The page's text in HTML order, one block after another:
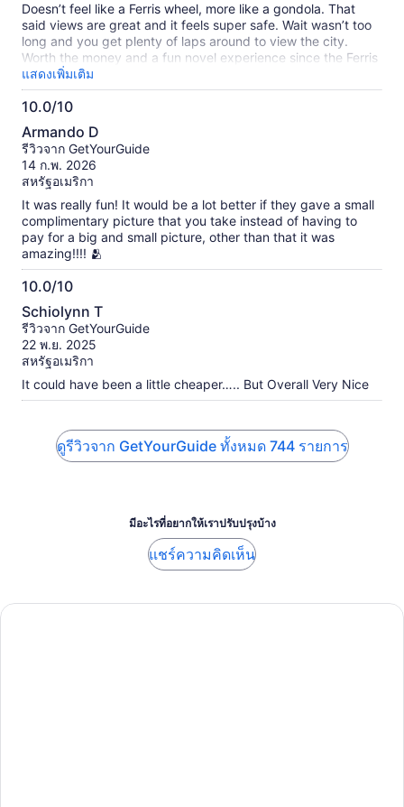
Doesn’t feel like a Ferris wheel, more like a gondola. That
said views are great and it feels super safe. Wait wasn’t too
long and you get plenty of laps around to view the city.
Worth the money and a fun novel experience since the Ferris
wheel originated in Chicago at the world fair. Wouldn’t do it
as a local but a good, one a done, inexpensive tourist stop.
แสดงเพิ่มเติม
10.0/10
10.0
จาก
10
Armando D
รีวิวจาก GetYourGuide
14 ก.พ. 2026
สหรัฐอเมริกา
It was really fun! It would be a lot better if they gave a small
complimentary picture that you take instead of having to
pay for a big and small picture, other than that it was
amazing!!!! 🫂
10.0/10
10.0
จาก
10
Schiolynn T
รีวิวจาก GetYourGuide
22 พ.ย. 2025
สหรัฐอเมริกา
It could have been a little cheaper….. But Overall Very Nice
ดูรีวิวจาก GetYourGuide ทั้งหมด 744 รายการ
มีอะไรที่อยากให้เราปรับปรุงบ้าง
แชร์ความคิดเห็น